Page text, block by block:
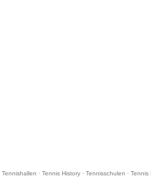
Tennishallen · Tennis History· Tennisschulen · Tennis